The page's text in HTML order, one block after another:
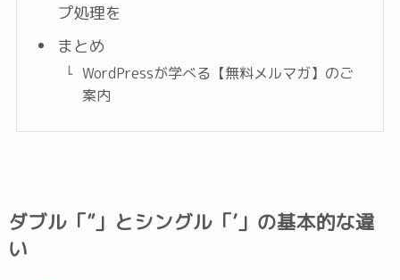
プ処理を
まとめ
WordPressが学べる【無料メルマガ】のご
案内
ダブル「”」とシングル「’」の基本的な違
い